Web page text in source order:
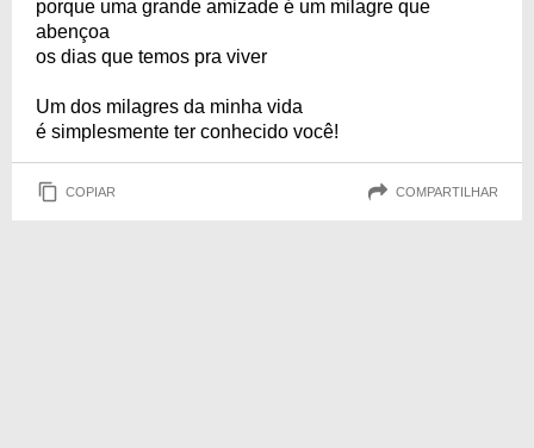
porque uma grande amizade é um milagre que
abençoa
os dias que temos pra viver
Um dos milagres da minha vida
é simplesmente ter conhecido você!
COPIAR COMPARTILHAR